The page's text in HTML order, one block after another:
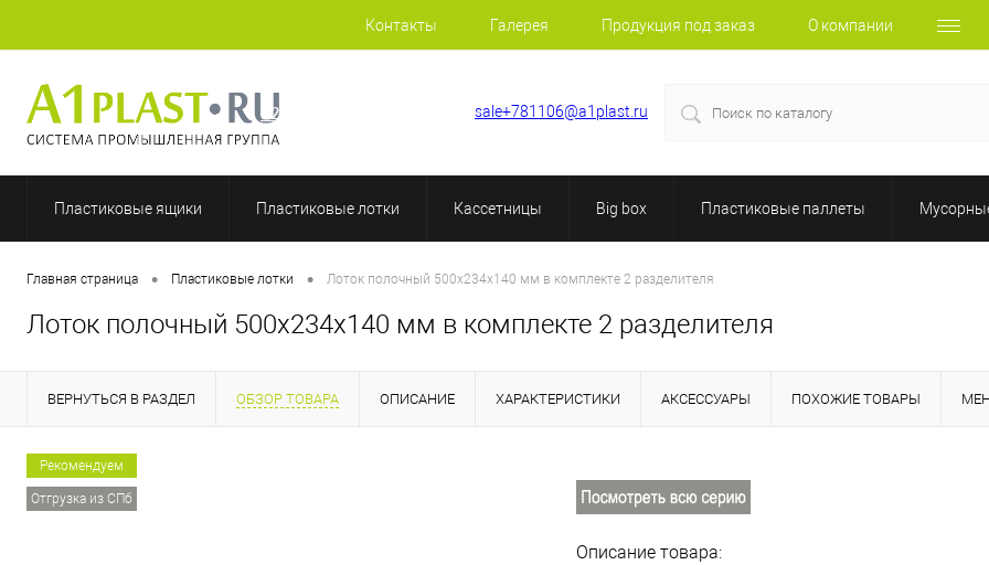
Контакты Галерея Продукция под заказ О компании
+7 (812) 507-69-52 sale+781106@a1plast.ru
Пластиковые ящики Пластиковые лотки Кассетницы Big box Пластиковые паллеты
Главная страница • Пластиковые лотки • Лоток полочный 500х234х140 мм в комплекте 2 разделителя
Лоток полочный 500х234х140 мм в комплекте 2 разделителя
ВЕРНУТЬСЯ В РАЗДЕЛ ОБЗОР ТОВАРА ОПИСАНИЕ ХАРАКТЕРИСТИКИ АКСЕССУАРЫ ПОХОЖИЕ ТОВАРЫ
Рекомендуем
Отгрузка из СПб
Описание товара: